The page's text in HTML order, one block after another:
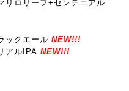
リロリーフ+センテニアル
ックエール NEW!!!
アルIPA NEW!!!